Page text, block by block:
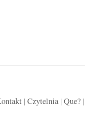
| Czytelnia| Que?|